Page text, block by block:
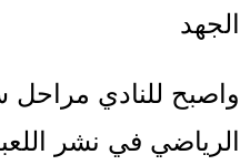
الجهد
واصبح للنادي مراحل
الرياضي في نشر